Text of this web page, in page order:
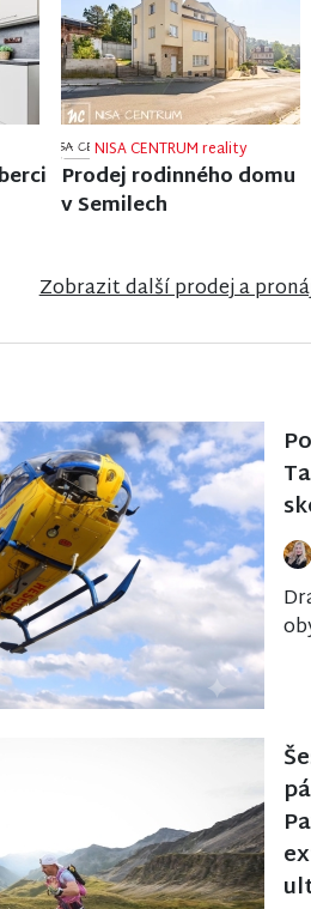
NISA CENTRUM reality
Prodej činžovního domu
v Jablonci nad Nisou
Zobrazit další prodej a